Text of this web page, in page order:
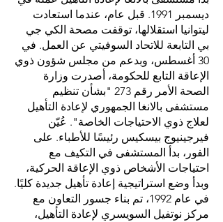
ديسمبر 1991. قبل عام، عندما استعادت
ليتوانيا استقلالها، توقفت مصحة الكي جي
بي التابعة للاتحاد السوفيتي عن العمل. في
30 أغسطس، وبدعم من مجلس شؤون ذوي
الإعاقة التابع للحكومة، أصدرت وزارة
الصحة الأمر رقم 273 "بشأن تنظيم
مستشفى بالانغا الجمهوري لإعادة التأهيل
لعلاج ذوي الاحتياجات الخاصة". عُيّن
فيرجينيوج بيسكيس رئيسًا للأطباء. على
الفور، بدأ المستشفى في التكيف مع
احتياجات الأشخاص ذوي الإعاقة الحركية،
وبدأ وضع استراتيجية إعادة تأهيل جديدة كليًا.
في عام 1992، تم بناء جسور التعاون مع
مركز نوتفيل السويسري لإعادة التأهيل،